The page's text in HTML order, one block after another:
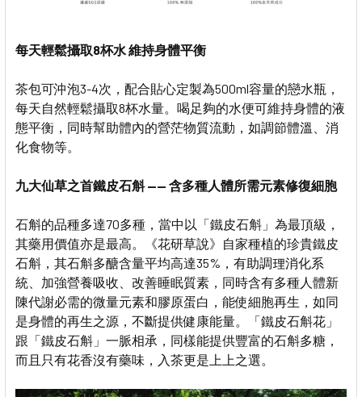
每天輕鬆攝取8杯水 維持身體平衡
茶包可沖泡3-4次，配合貼心定製為500ml容量的戀水瓶，
每天自然輕鬆攝取8杯水量。喝足夠的水便可維持身體的液
態平衡，同時幫助體內的營茫物質流動，如調節體溫、消
化食物等。
九大仙草之首鐵皮石斛 —— 含多種人體所需元素修復細胞
石斛的品種多達70多種，當中以「鐵皮石斛」為最頂級，
其藥用價值亦是最高。《花研草說》自家種植的珍貴鐵皮
石斛，其石斛多醣含量平均高達35%，有助調理消化系
統、加強營養吸收、改善睡眠質素，同時含有多種人體新
陳代謝必需的微量元素和膠原蛋白，能使細胞再生，如同
是身體的再生之源，不斷提供健康能量。「鐵皮石斛花」
跟「鐵皮石斛」一脈相承，同樣能提供豐富的石斛多糖，
而且只有花香沒有藥味，入茶更是上上之選。